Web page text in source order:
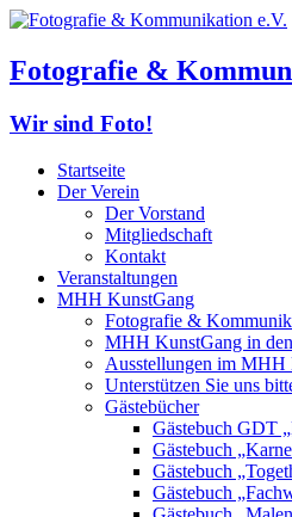
Fotografie &
Wir sind Foto!
Startseite
Der Verein
Der Vorstand
Mitgliedschaft
Kontakt
Veranstaltungen
MHH KunstGang
Fotografie &
MHH KunstGang in
Ausstellungen im MHH
Unterstützen Sie uns
Gästebücher
Gästebuch GDT
Gästebuch
Gästebuch
Gästebuch